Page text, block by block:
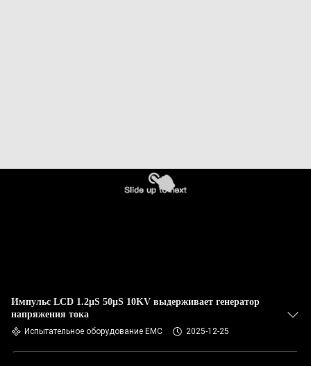
Импульс LCD 1.2μS 50μS 10KV выдерживает генератор
напряжения тока
Испытательное оборудование EMC 2025-12-25